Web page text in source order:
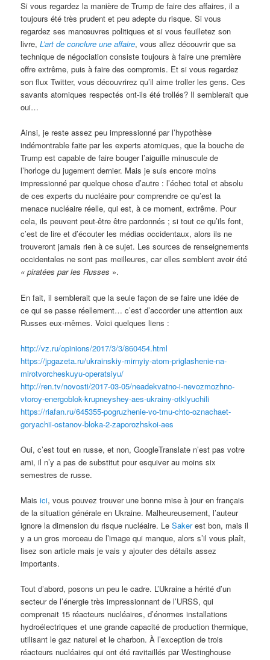
Si vous regardez la manière de Trump de faire des affaires, il a
toujours été très prudent et peu adepte du risque. Si vous
regardez ses manœuvres politiques et si vous feuilletez son
livre,L’art de conclure une affaire, vous allez découvrir que sa
technique de négociation consiste toujours à faire une première
offre extrême, puis à faire des compromis. Et si vous regardez
son flux Twitter, vous découvrirez qu’il aime troller les gens. Ces
savants atomiques respectés ont-ils été trollés? Il semblerait que
oui…
Ainsi, je reste assez peu impressionné par l’hypothèse
indémontrable faite par les experts atomiques, que la bouche de
Trump est capable de faire bouger l’aiguille minuscule de
l’horloge du jugement dernier. Mais je suis encore moins
impressionné par quelque chose d’autre : l’échec total et absolu
de ces experts du nucléaire pour comprendre ce qu’est la
menace nucléaire réelle, qui est, à ce moment, extrême. Pour
cela, ils peuvent peut-être être pardonnés ; si tout ce qu’ils font,
c’est de lire et d’écouter les médias occidentaux, alors ils ne
trouveront jamais rien à ce sujet. Les sources de renseignements
occidentales ne sont pas meilleures, car elles semblent avoir été
« piratées par les Russes ».
En fait, il semblerait que la seule façon de se faire une idée de
ce qui se passe réellement… c’est d’accorder une attention aux
Russes eux-mêmes. Voici quelques liens :
http://vz.ru/opinions/2017/3/3/860454.html
https://jpgazeta.ru/ukrainskiy-mirnyiy-atom-priglashenie-na-
mirotvorcheskuyu-operatsiyu/
http://ren.tv/novosti/2017-03-05/neadekvatno-i-nevozmozhno-
vtoroy-energoblok-krupneyshey-aes-ukrainy-otklyuchili
https://riafan.ru/645355-pogruzhenie-vo-tmu-chto-oznachaet-
goryachii-ostanov-bloka-2-zaporozhskoi-aes
Oui, c’est tout en russe, et non, GoogleTranslate n’est pas votre
ami, il n’y a pas de substitut pour esquiver au moins six
semestres de russe.
Maisici, vous pouvez trouver une bonne mise à jour en français
de la situation générale en Ukraine. Malheureusement, l’auteur
ignore la dimension du risque nucléaire. LeSakerest bon, mais il
y a un gros morceau de l’image qui manque, alors s’il vous plaît,
lisez son article mais je vais y ajouter des détails assez
importants.
Tout d’abord, posons un peu le cadre. L’Ukraine a hérité d’un
secteur de l’énergie très impressionnant de l’URSS, qui
comprenait 15 réacteurs nucléaires, d’énormes installations
hydroélectriques et une grande capacité de production thermique,
utilisant le gaz naturel et le charbon. À l’exception de trois
réacteurs nucléaires qui ont été ravitaillés par Westinghouse